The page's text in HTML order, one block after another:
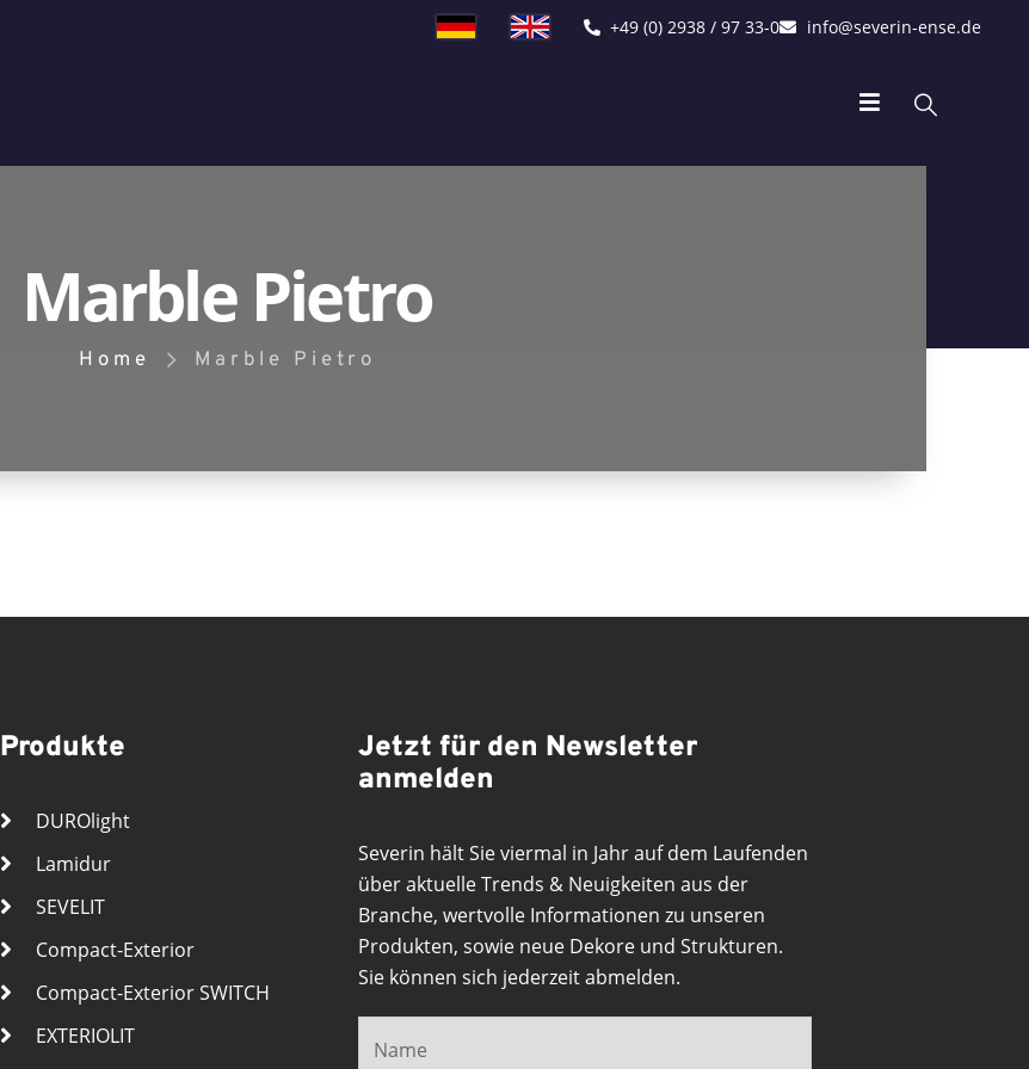
+49 (0) 2938 / 97 33-0 info@severin-ense.de
Marble Pietro
Home Marble Pietro
Produkte
DUROlight
Lamidur
SEVELIT
Compact-Exterior
Compact-Exterior SWITCH
EXTERIOLIT
Jetzt für den Newsletter
anmelden
Severin hält Sie viermal in Jahr auf dem Laufenden
über aktuelle Trends & Neuigkeiten aus der
Branche, wertvolle Informationen zu unseren
Produkten, sowie neue Dekore und Strukturen.
Sie können sich jederzeit abmelden.